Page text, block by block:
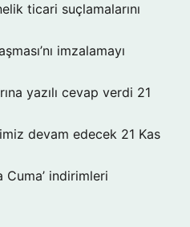
ticari suçlamalarını
imzalamayı
yazılı cevap verdi 21
devam edecek 21 Kas
Cuma’ indirimleri